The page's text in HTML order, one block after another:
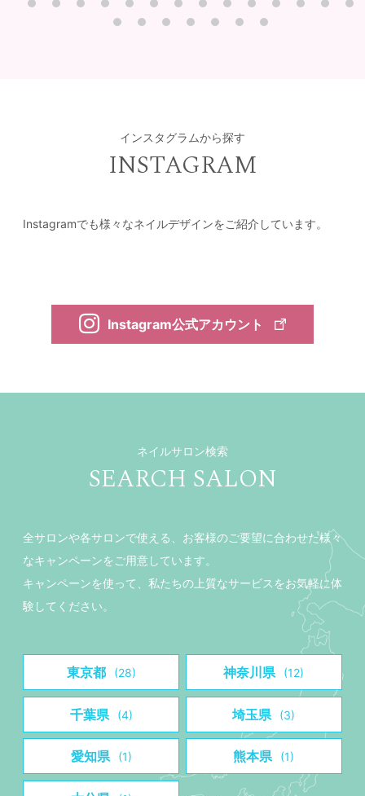
インスタグラムから探す
INSTAGRAM
Instagramでも様々なネイルデザインをご紹介しています。
Instagram公式アカウント
ネイルサロン検索
SEARCH SALON
全サロンや各サロンで使える、お客様のご要望に合わせた様々
なキャンペーンをご用意しています。
キャンペーンを使って、私たちの上質なサービスをお気軽に体
験してください。
東京都 (28) 神奈川県 (12)
千葉県 (4) 埼玉県 (3)
愛知県 (1) 熊本県 (1)